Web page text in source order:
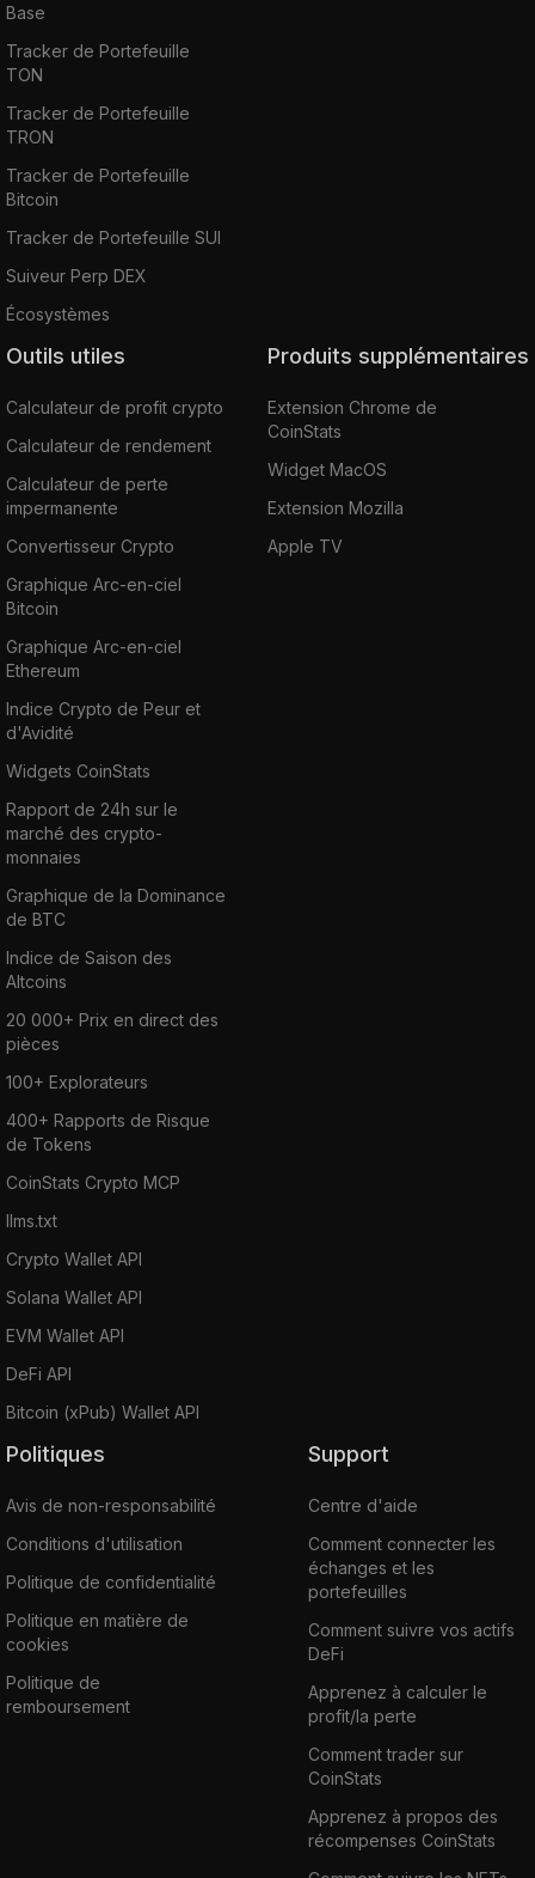
Base
Tracker de Portefeuille
TON
Tracker de Portefeuille
TRON
Tracker de Portefeuille
Bitcoin
Tracker de Portefeuille SUI
Suiveur Perp DEX
Écosystèmes
Outils utiles
Calculateur de profit crypto
Calculateur de rendement
Calculateur de perte
impermanente
Convertisseur Crypto
Graphique Arc-en-ciel
Bitcoin
Graphique Arc-en-ciel
Ethereum
Indice Crypto de Peur et
d'Avidité
Widgets CoinStats
Rapport de 24h sur le
marché des crypto-
monnaies
Graphique de la Dominance
de BTC
Indice de Saison des
Altcoins
20 000+ Prix en direct des
pièces
100+ Explorateurs
400+ Rapports de Risque
de Tokens
CoinStats Crypto MCP
llms.txt
Crypto Wallet API
Solana Wallet API
EVM Wallet API
DeFi API
Bitcoin (xPub) Wallet API
Produits supplémentaires
Extension Chrome de
CoinStats
Widget MacOS
Extension Mozilla
Apple TV
Politiques
Avis de non-responsabilité
Conditions d'utilisation
Politique de confidentialité
Politique en matière de
cookies
Politique de
remboursement
Support
Centre d'aide
Comment connecter les
échanges et les
portefeuilles
Comment suivre vos actifs
DeFi
Apprenez à calculer le
profit/la perte
Comment trader sur
CoinStats
Apprenez à propos des
récompenses CoinStats